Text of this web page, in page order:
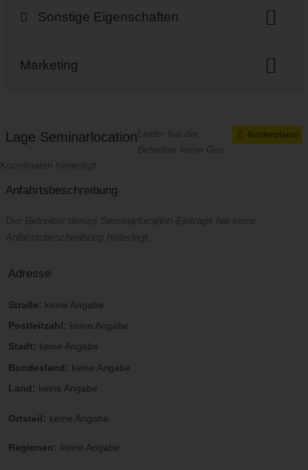
Seminarraum abschließbar
Kameraüberwachung
Sonstige Eigenschaften
Starkstrom (340V) Kaffeeautomat Drucker
Fotobox
Marketing
Lage Seminarlocation Routenplaner
Leider hat der
Betreiber keine Geo
Koordinaten hinterlegt.
Anfahrtsbeschreibung
Der Betreiber dieses Seminarlocation-Eintrags hat keine
Anfahrtsbeschreibung hinterlegt.
Adresse
Straße: keine Angabe
Postleitzahl: keine Angabe
Stadt: keine Angabe
Bundesland: keine Angabe
Land: keine Angabe
Ortsteil: keine Angabe
Regionen: keine Angabe